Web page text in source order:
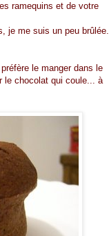
ramequins et de votre
je me suis un peu brûlée.
le manger dans le
le chocolat qui coule... à